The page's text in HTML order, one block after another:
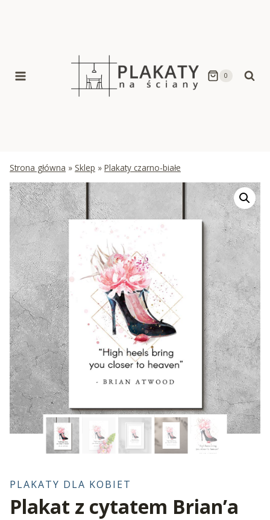
0
Strona główna » Sklep » Plakaty czarno-białe
PLAKATY DLA KOBIET
Plakat z cytatem Brian’a